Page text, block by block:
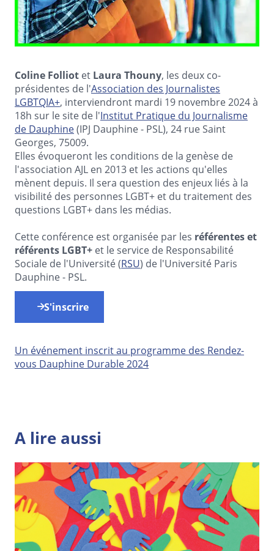
Coline Folliot et Laura Thouny, les deux co-
présidentes de l'Association des Journalistes
LGBTQIA+, interviendront mardi 19 novembre 2024 à
18h sur le site de l'Institut Pratique du Journalisme
de Dauphine(IPJ Dauphine - PSL), 24 rue Saint
Georges, 75009.
Elles évoqueront les conditions de la genèse de
l'association AJL en 2013 et les actions qu'elles
mènent depuis. Il sera question des enjeux liés à la
visibilité des personnes LGBT+ et du traitement des
questions LGBT+ dans les médias.
Cette conférence est organisée par les référentes et
référents LGBT+ et le service de Responsabilité
Sociale de l'Université (RSU) de l'Université Paris
Dauphine - PSL.
S'inscrire
Un événement inscrit au programme des Rendez-
vous Dauphine Durable 2024
A lire aussi